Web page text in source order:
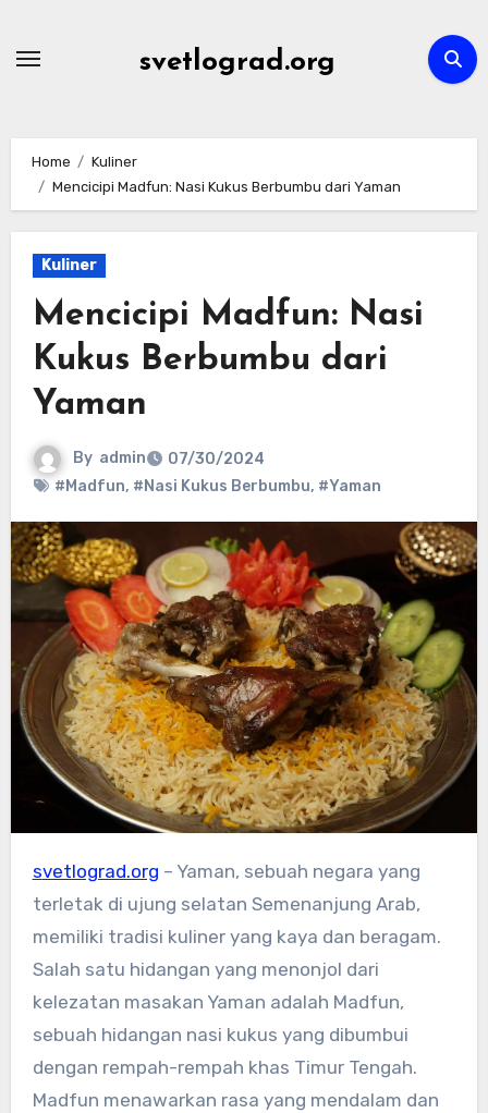
svetlograd.org
Home
Kuliner
Mencicipi Madfun: Nasi Kukus Berbumbu dari Yaman
Kuliner
Mencicipi Madfun: Nasi
Kukus Berbumbu dari
Yaman
By admin
07/30/2024
#Madfun, #Nasi Kukus Berbumbu, #Yaman
svetlograd.org – Yaman, sebuah negara yang
terletak di ujung selatan Semenanjung Arab,
memiliki tradisi kuliner yang kaya dan beragam.
Salah satu hidangan yang menonjol dari
kelezatan masakan Yaman adalah Madfun,
sebuah hidangan nasi kukus yang dibumbui
dengan rempah-rempah khas Timur Tengah.
Madfun menawarkan rasa yang mendalam dan